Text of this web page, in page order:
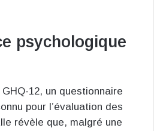
psychologique
GHQ-12, un questionnaire
pour l’évaluation des
révèle que, malgré une